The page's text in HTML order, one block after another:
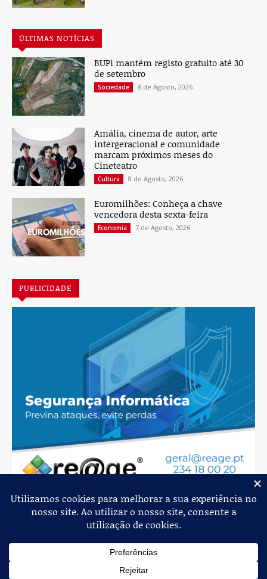
ÚLTIMAS NOTÍCIAS
BUPi mantém registo gratuito até 30
de setembro
Sociedade 8 de Agosto, 2026
Amália, cinema de autor, arte
intergeracional e comunidade
marcam próximos meses do
Cineteatro
Cultura 8 de Agosto, 2026
Euromilhões: Conheça a chave
vencedora desta sexta-feira
Economia 7 de Agosto, 2026
PUBLICIDADE
Jornal de Albergaria,2026© Todos os Direitos Reservados
Estatuto Editorial